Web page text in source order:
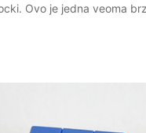
Ovo je jedna veoma